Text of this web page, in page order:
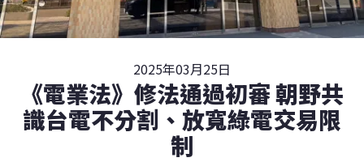
2025年03月25日
《電業法》修法通過初審 朝野共
識台電不分割、放寬綠電交易限
制